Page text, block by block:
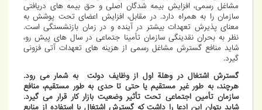
مشاغل رسمی، افزایش بیمه شدگان اصلی و حق بیمه های دریافتی
سازمان را به همراه دارد. در مقابل، افزایش اعضای تحت پوشش به
معنای پذیرش تعهدات بیشتر در آینده و در زمان بازنشستگی است.
نظر به بحران نقدینگی سازمان تأمینا جتماعی در سال های پیش رو،
شاید منافع گسترش مشاغل رسمی از هزینه های تعهدات آتی فزونی
گیرد.
گسترش اشتغال در وهلة اول از وظایف دولت به شمار می رود.
هرچند، به طور غیر مستقیم یا حتی تا حدی به طور مستقیم، منافع
سازمان تأمین اجتماعی تحت تأثیر وضعیت بازار کار قرار می گیرد.
شاید بتوان این ادعا را داشت که گسترش اشتغال با استفاده از منابع